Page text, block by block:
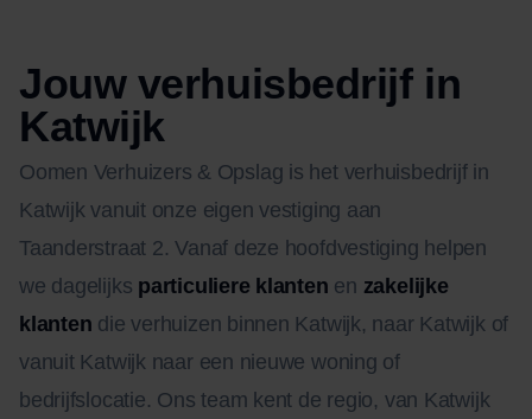
Jouw verhuisbedrijf in
Katwijk
Oomen Verhuizers & Opslag is het verhuisbedrijf in
Katwijk vanuit onze eigen vestiging aan
Taanderstraat 2. Vanaf deze hoofdvestiging helpen
we dagelijks particuliere klanten en zakelijke
klanten die verhuizen binnen Katwijk, naar Katwijk of
vanuit Katwijk naar een nieuwe woning of
bedrijfslocatie. Ons team kent de regio, van Katwijk